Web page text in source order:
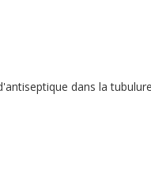
dans la tubulure